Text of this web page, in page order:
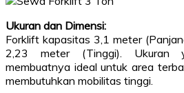
Ukuran dan Dimensi:
Forklift kapasitas 3,1 meter
2,23 meter (Tinggi). Ukuran
membuatnya ideal untuk area
membutuhkan mobilitas tinggi.